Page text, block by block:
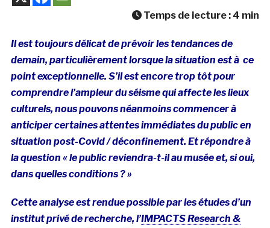
Temps de lecture : 4 min
Il est toujours délicat de prévoir les tendances de
demain, particulièrement lorsque la situation est à ce
point exceptionnelle. S’il est encore trop tôt pour
comprendre l’ampleur du séisme qui affecte les lieux
culturels, nous pouvons néanmoins commencer à
anticiper certaines attentes immédiates du public en
situation post-Covid / déconfinement. Et répondre à
la question « le public reviendra-t-il au musée et, si oui,
dans quelles conditions ? »
Cette analyse est rendue possible par les études d’un
institut privé de recherche, l’IMPACTS Research &